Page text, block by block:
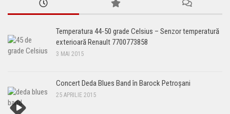
Temperatura 44-50 grade Celsius – Senzor temperatură
exterioară Renault 7700773858
3 MAI 2015
Concert Deda Blues Band în Barock Petroșani
25 APRILIE 2015